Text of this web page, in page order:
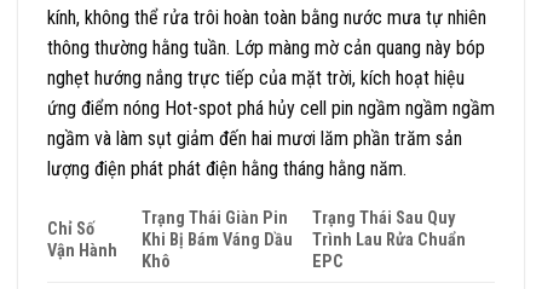
kính, không thể rửa trôi hoàn toàn bằng nước mưa tự nhiên
thông thường hằng tuần. Lớp màng mờ cản quang này bóp
nghẹt hướng nắng trực tiếp của mặt trời, kích hoạt hiệu
ứng điểm nóng Hot-spot phá hủy cell pin ngầm ngầm ngầm
ngầm và làm sụt giảm đến hai mươi lăm phần trăm sản
lượng điện phát phát điện hằng tháng hằng năm.
Chỉ Số
Vận Hành
Trạng Thái Giàn Pin
Khi Bị Bám Váng Dầu
Khô
Trạng Thái Sau Quy
Trình Lau Rửa Chuẩn
EPC